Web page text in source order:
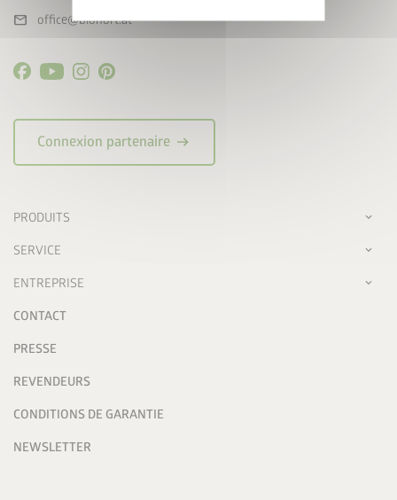
confidentialité
mail office@biohort.at
Connexion partenaire arrow_right_alt
PRODUITS
SERVICE
ENTREPRISE
CONTACT
PRESSE
REVENDEURS
CONDITIONS DE GARANTIE
NEWSLETTER
Envoyer